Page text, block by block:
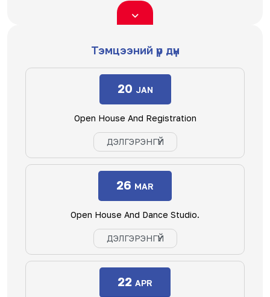
Тэмцээний үр дүн
20 JAN
Open House And Registration
ДЭЛГЭРЭНГҮЙ
26 MAR
Open House And Dance Studio.
ДЭЛГЭРЭНГҮЙ
22 APR